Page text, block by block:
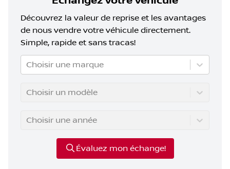
Découvrez la valeur de reprise et les avantages
de nous vendre votre véhicule directement.
Simple, rapide et sans tracas!
Choisir une marque
Choisir un modèle
Choisir une année
Évaluez mon échange!